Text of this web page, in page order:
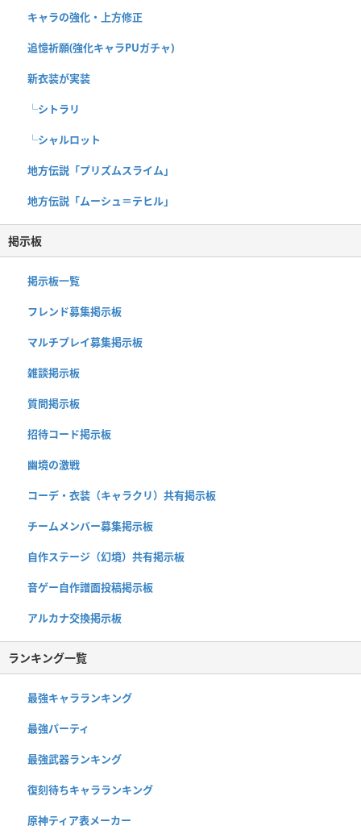
キャラの強化・上方修正
追憶祈願(強化キャラPUガチャ)
新衣装が実装
└シトラリ
└シャルロット
地方伝説「プリズムスライム」
地方伝説「ムーシュ＝テヒル」
掲示板
掲示板一覧
フレンド募集掲示板
マルチプレイ募集掲示板
雑談掲示板
質問掲示板
招待コード掲示板
幽境の激戦
コーデ・衣装（キャラクリ）共有掲示板
チームメンバー募集掲示板
自作ステージ（幻境）共有掲示板
音ゲー自作譜面投稿掲示板
アルカナ交換掲示板
ランキング一覧
最強キャラランキング
最強パーティ
最強武器ランキング
復刻待ちキャラランキング
原神ティア表メーカー